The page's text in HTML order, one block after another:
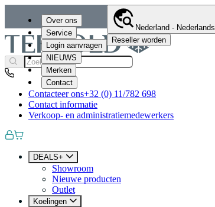
Over ons
Service
Login aanvragen
NIEUWS
Merken
Contact
Nederland - Nederlands
Reseller worden
Contacteer ons+32 (0) 11/782 698
Contact informatie
Verkoop- en administratiemedewerkers
DEALS+
Showroom
Nieuwe producten
Outlet
Koelingen